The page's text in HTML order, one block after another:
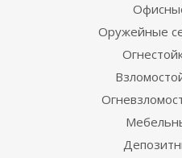
Оружейные